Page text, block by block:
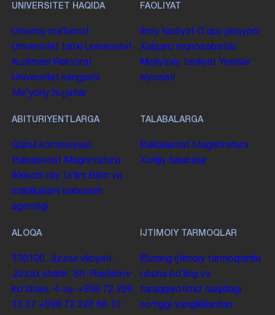
UNIVERSITET HAQIDA
Umumiy maʼlumot
Universitet tarixi Universitet
tuzilmasi
Rektorat
Universitet kengashi
Me'yoriy hujjatlar
FAOLIYAT
Ilmiy faoliyat Oʻquv jarayoni
Xalqaro munosabatlar
Moliyaviy faoliyat Yoshlar
siyosati
ABITURIYENTLARGA
Qabul komissiyasi
Bakalavriat Magistratura
Ikkinchi oliy taʼlim Bilim va
malakalarni baholash
agentligi
TALABALARGA
Bakalavriat Magistratura
Xorijiy talabalar
ALOQA
130100. Jizzax viloyati,
Jizzax shahri, Sh. Rashidov
koʻchasi, 4-uy. +998 72 226
13 57 +998 72 226 68 10
IJTIMOIY TARMOQLAR
Bizning ijtimoiy tarmoqlarda
obuna boʻling va
taraqqiyotimiz haqidagi
soʻnggi yangiliklardan